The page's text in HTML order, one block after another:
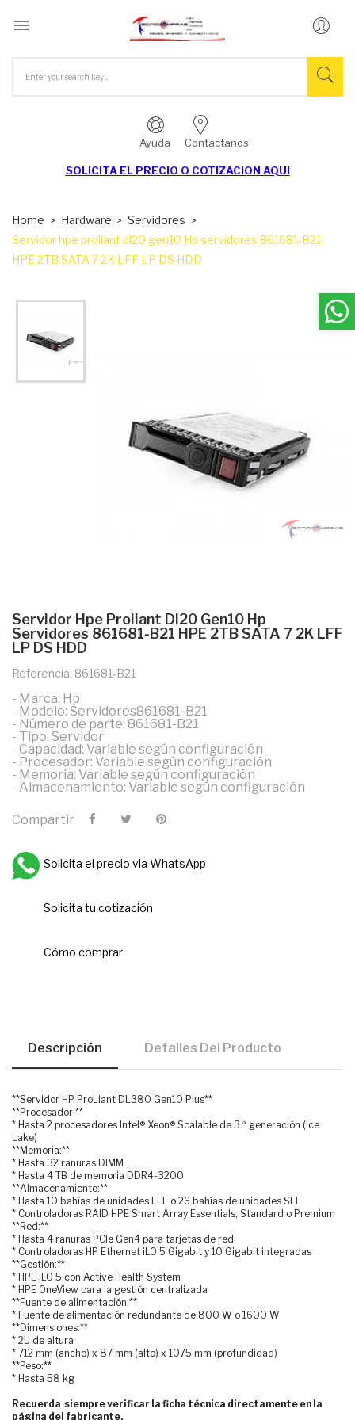

Ayuda Contactanos
SOLICITA EL PRECIO O COTIZACION AQUI
Home Hardware
Servidores
Servidor hpe proliant dl20 gen10 Hp servidores 861681-B21
HPE 2TB SATA 7 2K LFF LP DS HDD
Servidor Hpe Proliant Dl20 Gen10 Hp
Servidores 861681-B21 HPE 2TB SATA 7 2K LFF
LP DS HDD
Referencia: 861681-B21
- Marca: Hp
- Modelo: Servidores861681-B21
- Número de parte: 861681-B21
- Tipo: Servidor
- Capacidad: Variable según configuración
- Procesador: Variable según configuración
- Memoria: Variable según configuración
- Almacenamiento: Variable según configuración
Compartir
Solicita el precio via WhatsApp
Solicita tu cotización
Cómo comprar
Descripción Detalles Del Producto
**Servidor HP ProLiant DL380 Gen10 Plus**
**Procesador:**
* Hasta 2 procesadores Intel® Xeon® Scalable de 3.ª generación (Ice
Lake)
**Memoria:**
* Hasta 32 ranuras DIMM
* Hasta 4 TB de memoria DDR4-3200
**Almacenamiento:**
* Hasta 10 bahías de unidades LFF o 26 bahías de unidades SFF
* Controladoras RAID HPE Smart Array Essentials, Standard o Premium
**Red:**
* Hasta 4 ranuras PCIe Gen4 para tarjetas de red
* Controladoras HP Ethernet iLO 5 Gigabit y 10 Gigabit integradas
**Gestión:**
* HPE iLO 5 con Active Health System
* HPE OneView para la gestión centralizada
**Fuente de alimentación:**
* Fuente de alimentación redundante de 800 W o 1600 W
**Dimensiones:**
* 2U de altura
* 712 mm (ancho) x 87 mm (alto) x 1075 mm (profundidad)
**Peso:**
* Hasta 58 kg
Recuerda siempre verificar la ficha técnica directamente en la
página del fabricante.